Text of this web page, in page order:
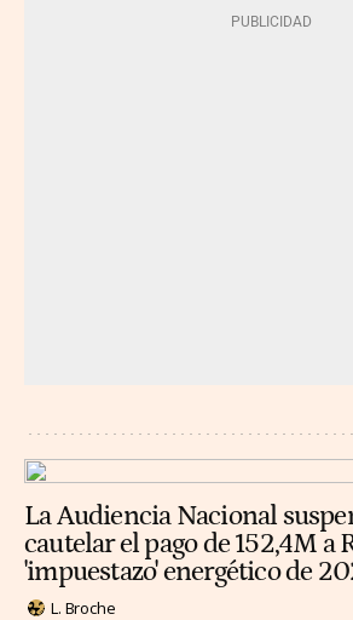
La Audiencia Nacional
cautelar el pago de 152,4M a
'impuestazo' energético de
L. Broche